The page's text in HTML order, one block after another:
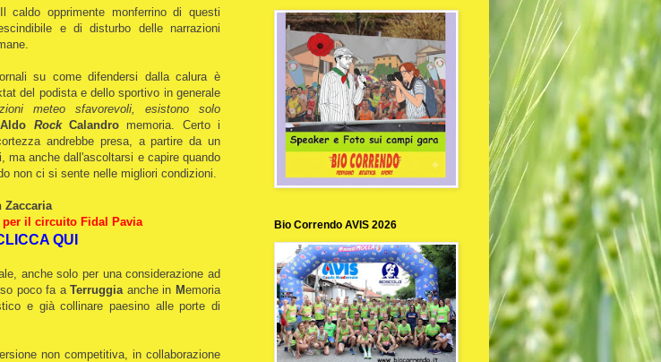
caldo opprimente monferrino di questi
e di disturbo delle narrazioni
su come difendersi dalla calura è
del podista e dello sportivo in generale
meteo sfavorevoli, esistono solo
Aldo Rock Calandromemoria. Certo i
andrebbe presa, a partire da un
anche dall'ascoltarsi e capire quando
non ci si sente nelle migliori condizioni.
Zaccaria
per il circuito Fidal Pavia
QUI
anche solo per una considerazione ad
poco fa aTerruggia anche in Memoria
e già collinare paesino alle porte di
non competitiva, in collaborazione
Bio Correndo AVIS 2026